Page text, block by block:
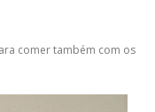
comer também com os